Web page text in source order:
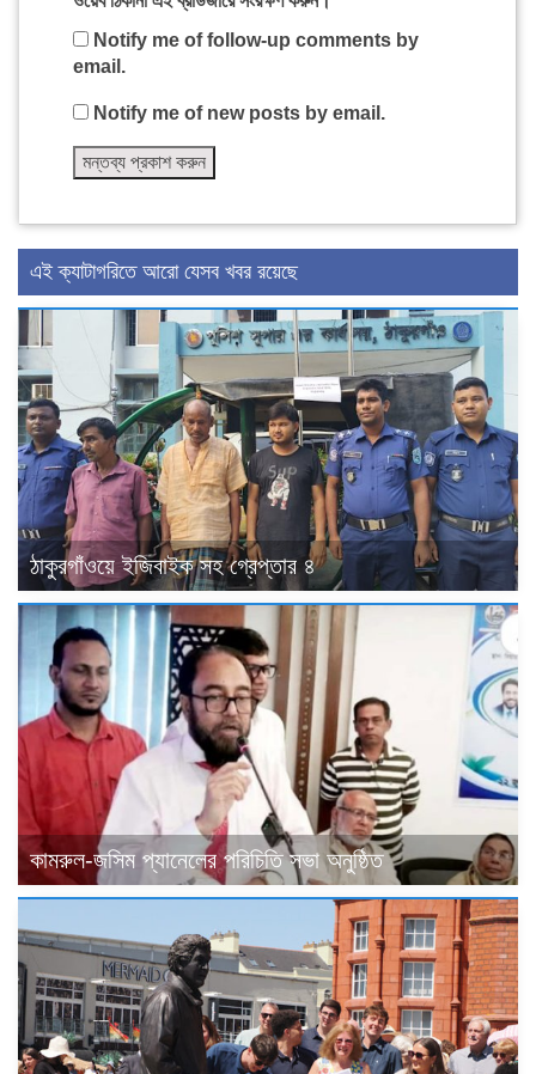
Notify me of follow-up comments by
email.
Notify me of new posts by email.
এই ক্যাটাগরিতে আরো যেসব খবর রয়েছে
ঠাকুরগাঁওয়ে ইজিবাইক সহ গ্রেপ্তার ৪
কামরুল-জসিম প্যানেলের পরিচিতি সভা অনুষ্ঠিত